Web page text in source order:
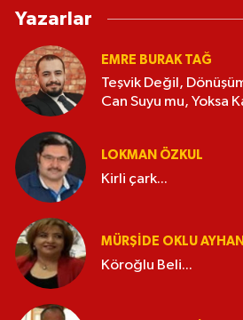
Yazarlar
EMRE BURAK TAĞ
Teşvik Değil,
Can Suyu mu, Yoksa
LOKMAN ÖZKUL
Kirli çark...
MÜRŞIDE OKLU AYHAN
Köroğlu Beli...